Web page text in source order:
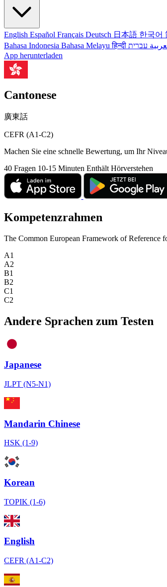
English Español Français Deutsch 日本語 한국어
Bahasa Indonesia Bahasa Melayuहिन्दी
App herunterladen
Cantonese
廣東話
CEFR (A1-C2)
Machen Sie eine schnelle Bewertung, um Ihr
40 Fragen 10-15 Minuten Enthält Hörverstehen
Kompetenzrahmen
The Common European Framework of Reference
A1
A2
B1
B2
C1
C2
Andere Sprachen zum Testen
Japanese
JLPT (N5-N1)
Mandarin Chinese
HSK (1-9)
Korean
TOPIK (1-6)
English
CEFR (A1-C2)